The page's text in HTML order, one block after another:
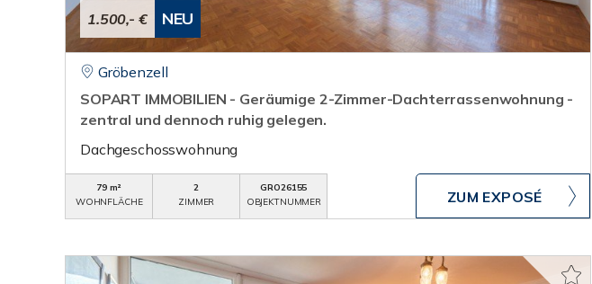
1.500,- € NEU
Gröbenzell
SOPART IMMOBILIEN - Geräumige 2-Zimmer-Dachterrassenwohnung -
zentral und dennoch ruhig gelegen.
Dachgeschosswohnung
79 m²
WOHNFLÄCHE
2
ZIMMER
GRO26155
OBJEKTNUMMER
ZUM EXPOSÉ